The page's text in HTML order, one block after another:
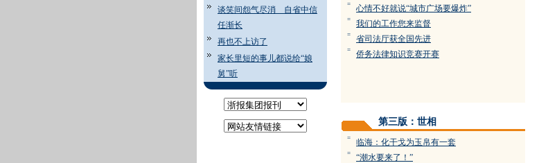
谈笑间怨气尽消 自省中信
任渐长
再也不上访了
家长里短的事儿都说给“娘
舅”听
= 心情不好就说“城市广场要爆炸”
= 我们的工作您来监督
= 省司法厅获全国先进
= 侨务法律知识竞赛开赛
第三版：世相
= 临海：化干戈为玉帛有一套
= “潮水要来了！”